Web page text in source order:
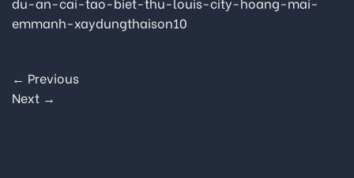
emmanh-xaydungthaison10
← Previous
Next →